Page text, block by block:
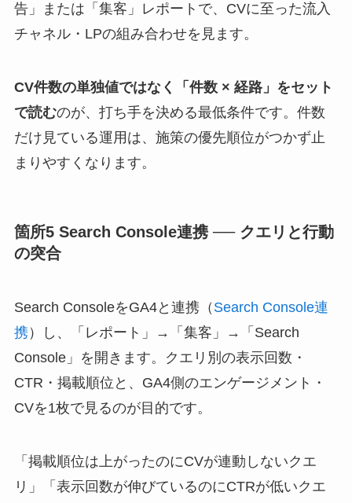
告」または「集客」レポートで、CVに至った流入
チャネル・LPの組み合わせを見ます。
CV件数の単独値ではなく「件数 × 経路」をセット
で読むのが、打ち手を決める最低条件です。件数
だけ見ている運用は、施策の優先順位がつかず止
まりやすくなります。
箇所5 Search Console連携 ── クエリと行動
の突合
Search ConsoleをGA4と連携（ Search Console連
携）し、「レポート」→「集客」→「Search
Console」を開きます。クエリ別の表示回数・
CTR・掲載順位と、GA4側のエンゲージメント・
CVを1枚で見るのが目的です。
「掲載順位は上がったのにCVが連動しないクエ
リ」「表示回数が伸びているのにCTRが低いクエ